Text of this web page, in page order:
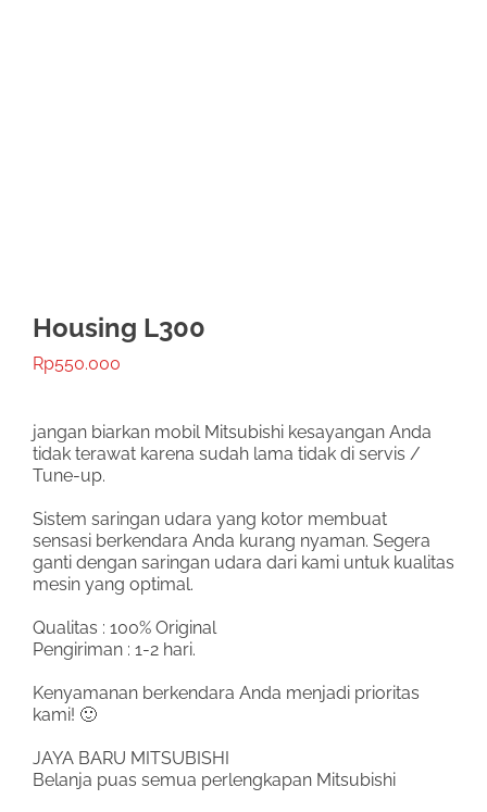
Housing L300
Rp550.000
jangan biarkan mobil Mitsubishi kesayangan Anda
tidak terawat karena sudah lama tidak di servis /
Tune-up.
Sistem saringan udara yang kotor membuat
sensasi berkendara Anda kurang nyaman. Segera
ganti dengan saringan udara dari kami untuk kualitas
mesin yang optimal.
Qualitas : 100% Original
Pengiriman : 1-2 hari.
Kenyamanan berkendara Anda menjadi prioritas
kami! 🙂
JAYA BARU MITSUBISHI
Belanja puas semua perlengkapan Mitsubishi